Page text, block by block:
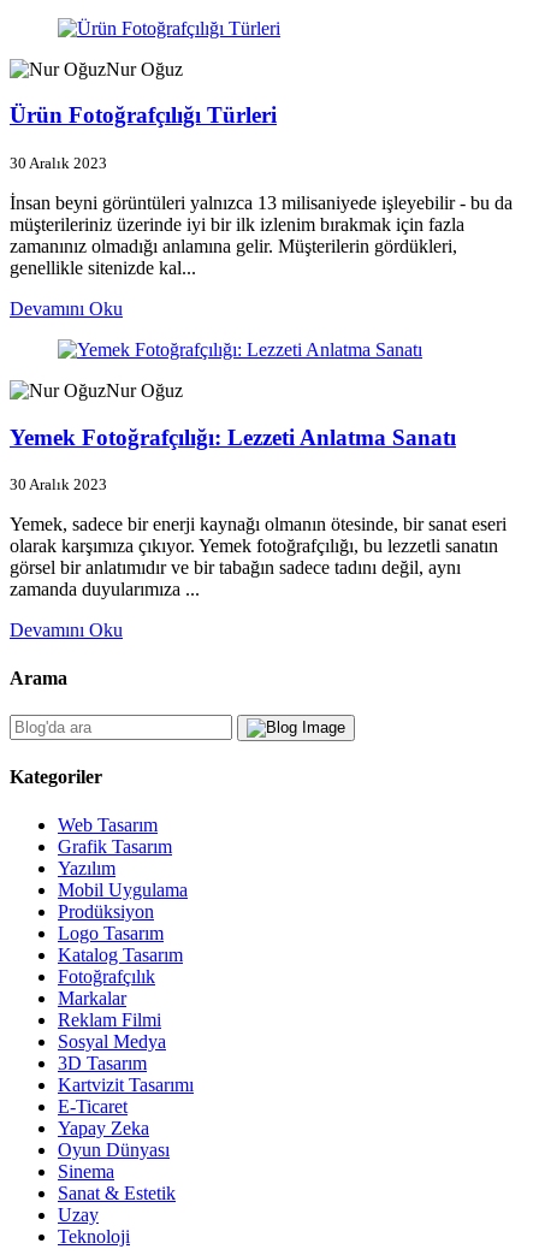
Nur Oğuz
Ürün Fotoğrafçılığı Türleri
30 Aralık 2023
İnsan beyni görüntüleri yalnızca 13 milisaniyede işleyebilir - bu da
müşterileriniz üzerinde iyi bir ilk izlenim bırakmak için fazla
zamanınız olmadığı anlamına gelir. Müşterilerin gördükleri,
genellikle sitenizde kal...
Devamını Oku
Nur Oğuz
Yemek Fotoğrafçılığı: Lezzeti Anlatma Sanatı
30 Aralık 2023
Yemek, sadece bir enerji kaynağı olmanın ötesinde, bir sanat eseri
olarak karşımıza çıkıyor. Yemek fotoğrafçılığı, bu lezzetli sanatın
görsel bir anlatımıdır ve bir tabağın sadece tadını değil, aynı
zamanda duyularımıza ...
Devamını Oku
Arama
Kategoriler
Web Tasarım
Grafik Tasarım
Yazılım
Mobil Uygulama
Prodüksiyon
Logo Tasarım
Katalog Tasarım
Fotoğrafçılık
Markalar
Reklam Filmi
Sosyal Medya
3D Tasarım
Kartvizit Tasarımı
E-Ticaret
Yapay Zeka
Oyun Dünyası
Sinema
Sanat & Estetik
Uzay
Teknoloji